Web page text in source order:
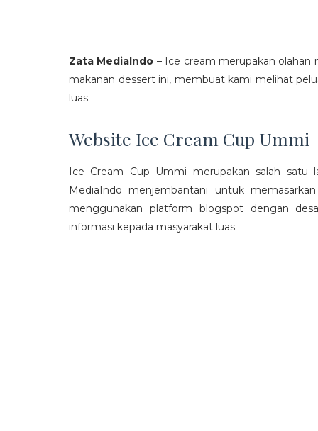
Zata MediaIndo – Ice cream merupakan olahan
makanan dessert ini, membuat kami melihat
luas.
Website Ice Cream Cup Ummi
Ice Cream Cup Ummi merupakan salah satu
MediaIndo menjembantani untuk
menggunakan platform blogspot dengan
informasi kepada masyarakat luas.